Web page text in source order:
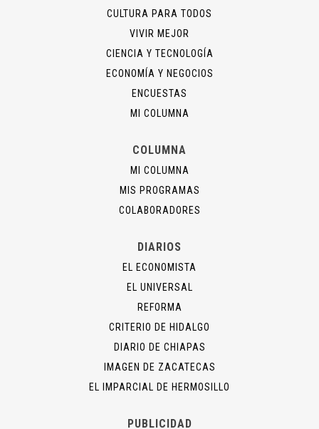
CULTURA PARA TODOS
VIVIR MEJOR
CIENCIA Y TECNOLOGÍA
ECONOMÍA Y NEGOCIOS
ENCUESTAS
MI COLUMNA
COLUMNA
MI COLUMNA
MIS PROGRAMAS
COLABORADORES
DIARIOS
EL ECONOMISTA
EL UNIVERSAL
REFORMA
CRITERIO DE HIDALGO
DIARIO DE CHIAPAS
IMAGEN DE ZACATECAS
EL IMPARCIAL DE HERMOSILLO
PUBLICIDAD